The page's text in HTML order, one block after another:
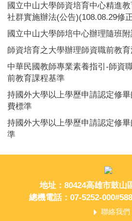
國立中山大學師資培育中心精進
社群實施辦法(公告)(108.08.29修
國立中山大學師培中心辦理隨班
師資培育之大學辦理師資職前教
中華民國教師專業素養指引-師資
前教育課程基準
持國外大學以上學歷申請認定修
費標準
持國外大學以上學歷申請認定修
準
地址：80424高雄市鼓山
總機電話：07-5252-
聯絡我們